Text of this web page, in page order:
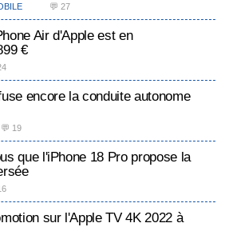
💬 27
Air d'Apple est en
€
encore la conduite autonome
💬 19
que l'iPhone 18 Pro propose la
sur l'Apple TV 4K 2022 à